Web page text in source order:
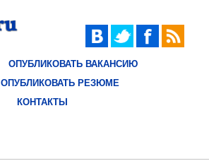
ОПУБЛИКОВАТЬ ВАКАНСИЮ
ОПУБЛИКОВАТЬ РЕЗЮМЕ
КОНТАКТЫ